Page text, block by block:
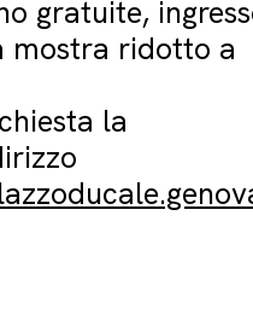
gratuite,
mostra ridotto a
la